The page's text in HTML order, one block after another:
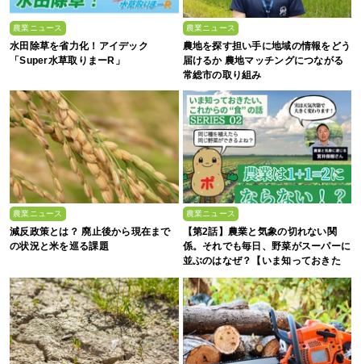
農業ニュース
水田除草を省力化！アイデック
「Super水草取りまーR」
農業ニュース
農地を探す担い手に地域の情報をどう
届けるか 農地マッチングにつながる
常総市の取り組み
農業ニュース
減反政策とは？ 廃止後から現在まで
の状況と米を巡る課題
農業ニュース
【第2話】農業と気象の切れない関
係。それでも毎日、野菜がスーパーに
並ぶのはなぜ？【いま知っておきた